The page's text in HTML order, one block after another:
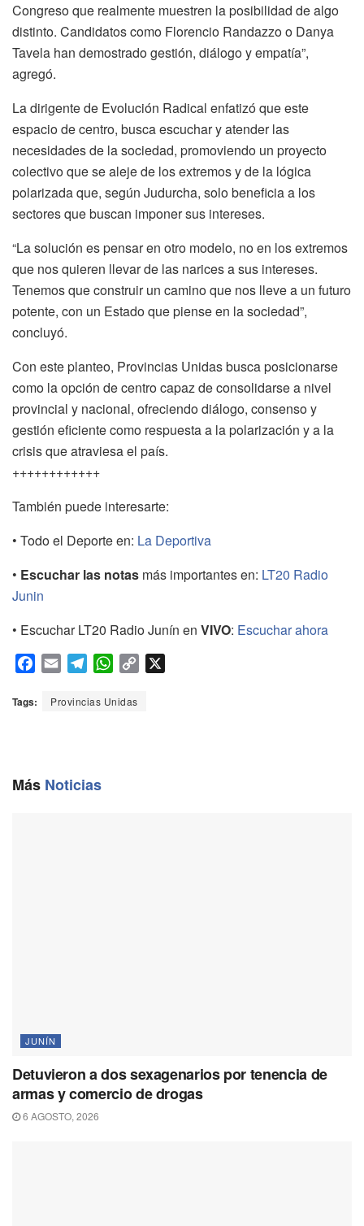
Congreso que realmente muestren la posibilidad de algo
distinto. Candidatos como Florencio Randazzo o Danya
Tavela han demostrado gestión, diálogo y empatía”,
agregó.
La dirigente de Evolución Radical enfatizó que este
espacio de centro, busca escuchar y atender las
necesidades de la sociedad, promoviendo un proyecto
colectivo que se aleje de los extremos y de la lógica
polarizada que, según Judurcha, solo beneficia a los
sectores que buscan imponer sus intereses.
“La solución es pensar en otro modelo, no en los extremos
que nos quieren llevar de las narices a sus intereses.
Tenemos que construir un camino que nos lleve a un futuro
potente, con un Estado que piense en la sociedad”,
concluyó.
Con este planteo, Provincias Unidas busca posicionarse
como la opción de centro capaz de consolidarse a nivel
provincial y nacional, ofreciendo diálogo, consenso y
gestión eficiente como respuesta a la polarización y a la
crisis que atraviesa el país.
++++++++++++
También puede interesarte:
• Todo el Deporte en: La Deportiva
• Escuchar las notas más importantes en: LT20 Radio
Junin
• Escuchar LT20 Radio Junín en VIVO: Escuchar ahora
c
o
a
l
a
W
a
Tags: Provincias Unidas
Más Noticias
JUNÍN
Detuvieron a dos sexagenarios por tenencia de
armas y comercio de drogas
6 AGOSTO, 2026